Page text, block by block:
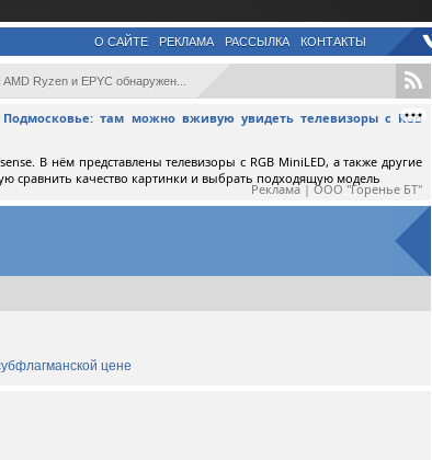
О САЙТЕ РЕКЛАМА РАССЫЛКА КОНТАКТЫ
Ryzen и EPYC обнаружен...
там можно вживую увидеть телевизоры с RGB
В нём представлены телевизоры с RGB MiniLED, а также другие
сравнить качество картинки и выбрать подходящую модель
Реклама | ООО "Горенье БТ"
цене